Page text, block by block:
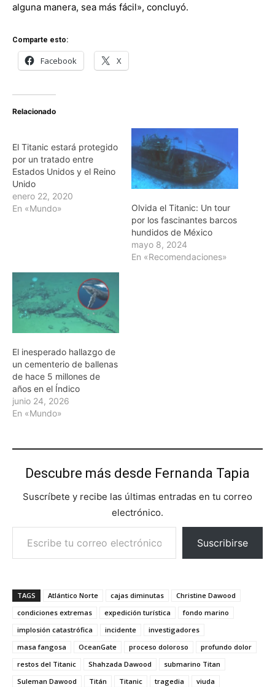
alguna manera, sea más fácil», concluyó.
Comparte esto:
Facebook X
Relacionado
El Titanic estará protegido
por un tratado entre
Estados Unidos y el Reino
Unido
enero 22, 2020
En «Mundo»
Olvida el Titanic: Un tour
por los fascinantes barcos
hundidos de México
mayo 8, 2024
En «Recomendaciones»
El inesperado hallazgo de
un cementerio de ballenas
de hace 5 millones de
años en el Índico
junio 24, 2026
En «Mundo»
Descubre más desde Fernanda Tapia
Suscríbete y recibe las últimas entradas en tu correo
electrónico.
Escribe tu correo electrónico…
Suscribirse
TAGS Atlántico Norte cajas diminutas
Christine Dawood
condiciones extremas
expedición turística
fondo marino
implosión catastrófica
incidente
investigadores
masa fangosa
OceanGate proceso doloroso
profundo dolor
restos del Titanic
Shahzada Dawood
submarino Titan
Suleman Dawood
Titán Titanic tragedia viuda